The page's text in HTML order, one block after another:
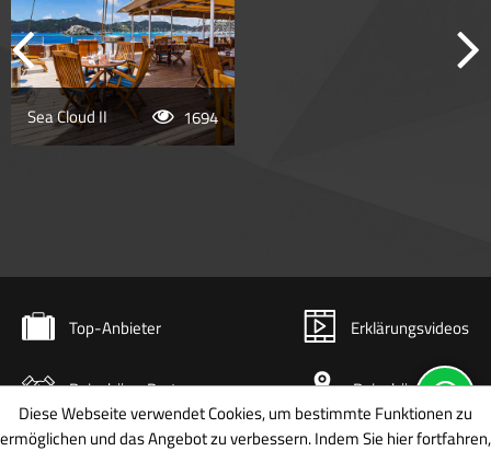
Sea Cloud II 1694
Top-Anbieter Erklärungsvideos
Reisebüro-Partner
Reisebüro-Karte
Diese Webseite verwendet Cookies, um bestimmte Funktionen zu
ermöglichen und das Angebot zu verbessern. Indem Sie hier fortfahren,